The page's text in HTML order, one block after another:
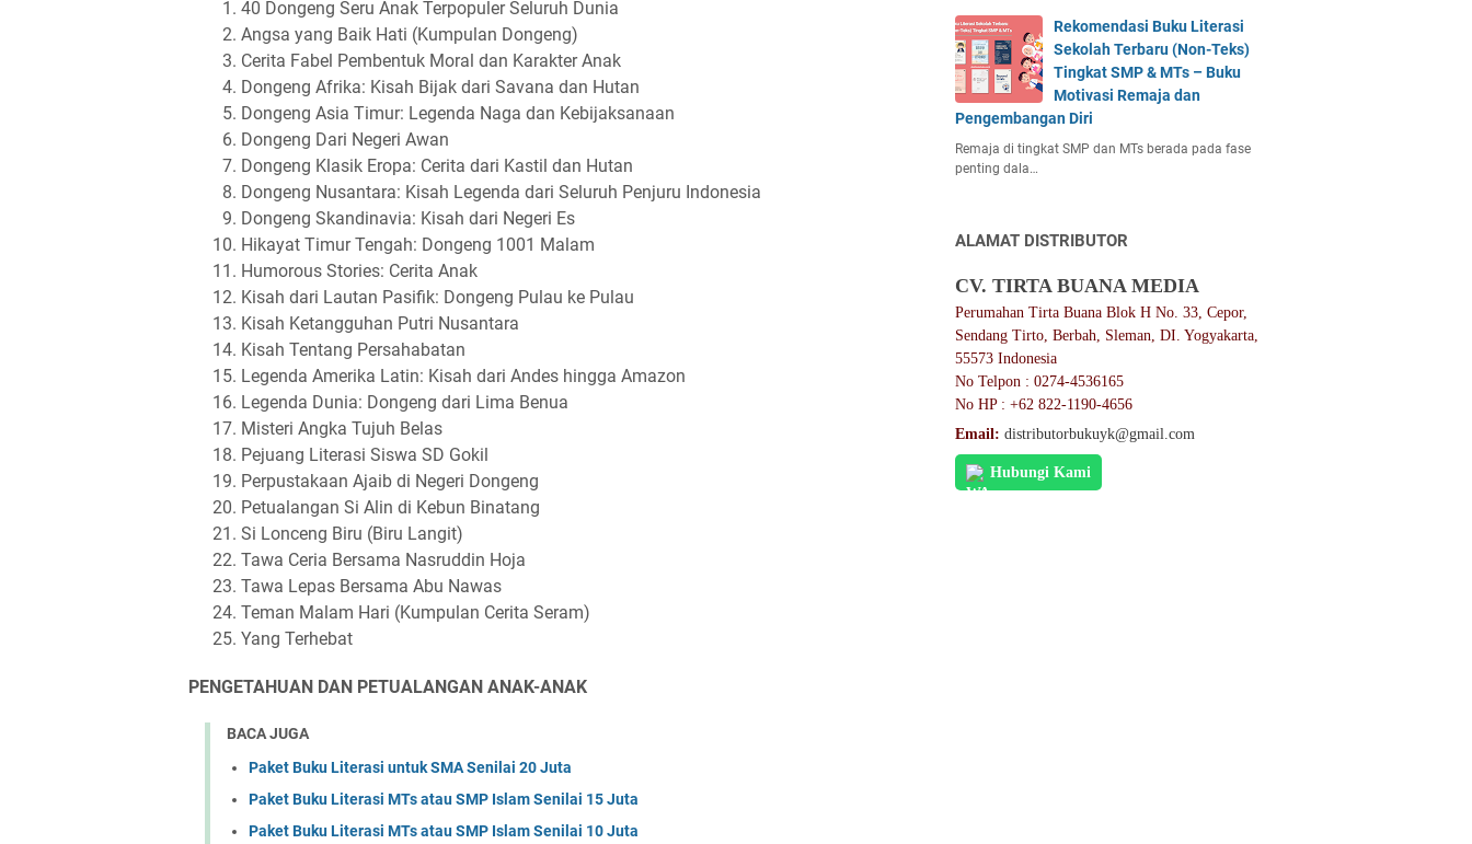
40 Dongeng Seru Anak Terpopuler Seluruh Dunia
Angsa yang Baik Hati (Kumpulan Dongeng)
Cerita Fabel Pembentuk Moral dan Karakter Anak
Dongeng Afrika: Kisah Bijak dari Savana dan Hutan
Dongeng Asia Timur: Legenda Naga dan Kebijaksanaan
Dongeng Dari Negeri Awan
Dongeng Klasik Eropa: Cerita dari Kastil dan Hutan
Dongeng Nusantara: Kisah Legenda dari Seluruh Penjuru Indonesia
Dongeng Skandinavia: Kisah dari Negeri Es
Hikayat Timur Tengah: Dongeng 1001 Malam
Humorous Stories: Cerita Anak
Kisah dari Lautan Pasifik: Dongeng Pulau ke Pulau
Kisah Ketangguhan Putri Nusantara
Kisah Tentang Persahabatan
Legenda Amerika Latin: Kisah dari Andes hingga Amazon
Legenda Dunia: Dongeng dari Lima Benua
Misteri Angka Tujuh Belas
Pejuang Literasi Siswa SD Gokil
Perpustakaan Ajaib di Negeri Dongeng
Petualangan Si Alin di Kebun Binatang
Si Lonceng Biru (Biru Langit)
Tawa Ceria Bersama Nasruddin Hoja
Tawa Lepas Bersama Abu Nawas
Teman Malam Hari (Kumpulan Cerita Seram)
Yang Terhebat
PENGETAHUAN DAN PETUALANGAN ANAK-ANAK
BACA JUGA
Paket Buku Literasi untuk SMA Senilai 20 Juta
Paket Buku Literasi MTs atau SMP Islam Senilai 15 Juta
Paket Buku Literasi MTs atau SMP Islam Senilai 10 Juta
Rekomendasi Buku Literasi
Sekolah Terbaru (Non-Teks)
Tingkat SMP & MTs – Buku
Motivasi Remaja dan
Pengembangan Diri
Remaja di tingkat SMP dan MTs berada pada fase
penting dala…
ALAMAT DISTRIBUTOR
CV. TIRTA BUANA MEDIA
Perumahan Tirta Buana Blok H No. 33, Cepor,
Sendang Tirto, Berbah, Sleman, DI. Yogyakarta,
55573 Indonesia
No Telpon : 0274-4536165
No HP : +62 822-1190-4656
Email: distributorbukuyk@gmail.com
Hubungi Kami